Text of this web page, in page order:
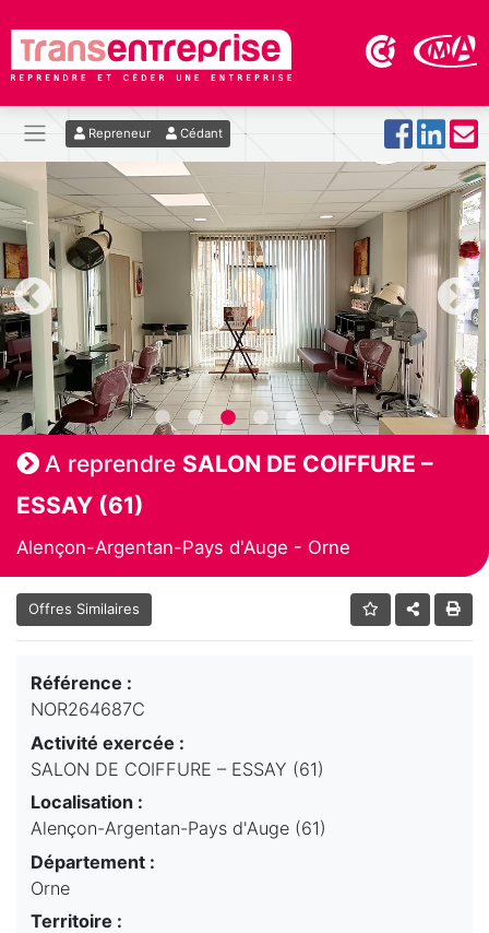
Repreneur Cédant
A reprendre SALON DE COIFFURE –
ESSAY (61)
Alençon-Argentan-Pays d'Auge - Orne
Offres Similaires
Référence :
NOR264687C
Activité exercée :
SALON DE COIFFURE – ESSAY (61)
Localisation :
Alençon-Argentan-Pays d'Auge (61)
Département :
Orne
Territoire :